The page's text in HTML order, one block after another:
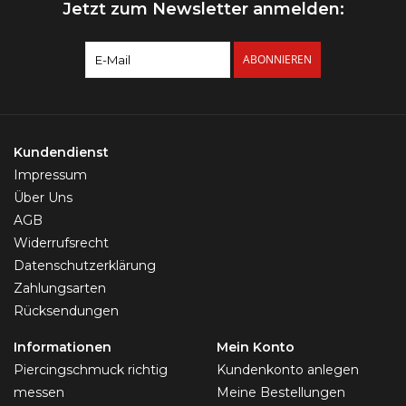
Jetzt zum Newsletter anmelden:
ABONNIEREN
Kundendienst
Impressum
Über Uns
AGB
Widerrufsrecht
Datenschutzerklärung
Zahlungsarten
Rücksendungen
Informationen
Piercingschmuck richtig
messen
Mein Konto
Kundenkonto anlegen
Meine Bestellungen